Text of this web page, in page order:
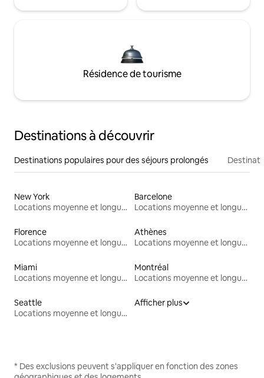
Résidence de tourisme
Destinations à découvrir
Destinations populaires pour des séjours prolongés
New York
Locations moyenne et longue durée
Barcelone
Locations moyenne et longue durée
Florence
Locations moyenne et longue durée
Athènes
Locations moyenne et longue durée
Miami
Locations moyenne et longue durée
Montréal
Locations moyenne et longue durée
Seattle
Locations moyenne et longue durée
Afficher plus
* Des exclusions peuvent s'appliquer en fonction des zones